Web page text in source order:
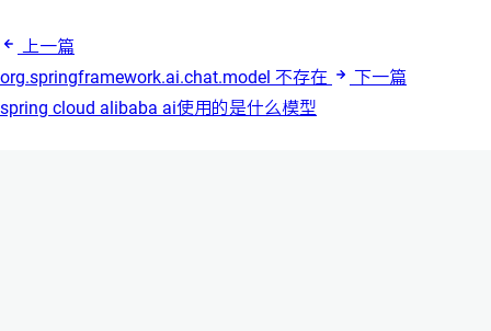
上一篇
org.springframework.ai.chat.model 不存在
下一篇
spring cloud alibaba ai使用的是什么模型